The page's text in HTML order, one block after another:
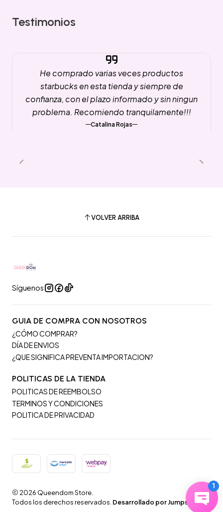
Testimonios
He comprado varias veces productos
starbucks en esta tienda y siempre de
confianza, con el plazo informado y sin ningun
problema. Recomiendo tranquilamente!!!
Catalina Rojas
VOLVER ARRIBA
Síguenos
GUIA DE COMPRA CON NOSOTROS
¿CÓMO COMPRAR?
DÍA DE ENVIOS
¿QUE SIGNIFICA PREVENTA IMPORTACION?
POLITICAS DE LA TIENDA
POLITICAS DE REEMBOLSO
TERMINOS Y CONDICIONES
POLITICA DE PRIVACIDAD
2026 Queendom Store.
Todos los derechos reservados. Desarrollado por Jumpseller.